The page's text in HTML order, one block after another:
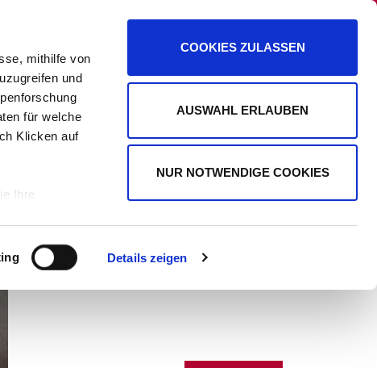
mithilfe von
und
für welche
Klicken auf
Ihre
Medien
wir
Werbung
Daten
Details zeigen
COOKIES ZULASSEN
AUSWAHL ERLAUBEN
NUR NOTWENDIGE COOKIES
PROMIPLANET EXKLUSIV
WERBUNG